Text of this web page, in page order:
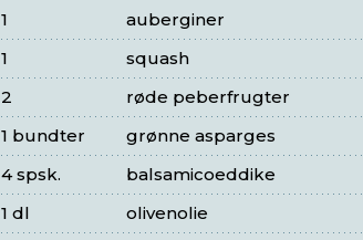
auberginer
1
squash
1
røde peberfrugter
2
grønne asparges
1 bundter
balsamicoeddike
4 spsk.
olivenolie
1 dl